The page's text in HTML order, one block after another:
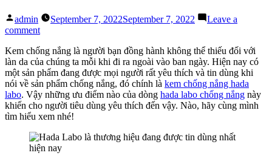
Posted
by
admin September 7, 2022September 7, 2022
Leave a
commenton
Labo
Chống
Nắng
Cùng
Với
Các
Ưu
Vượt
Trội
Kem chống nắng là người bạn đồng hành không thể thiếu đối với
làn da của chúng ta mỗi khi đi ra ngoài vào ban ngày. Hiện nay có
một sản phẩm đang được mọi người rất yêu thích và tin dùng khi
nói về sản phẩm chống nắng, đó chính là kem chống nắng hada
labo. Vậy những ưu điểm nào của dòng hada labo chống nắng này
khiến cho người tiêu dùng yêu thích đến vậy. Nào, hãy cùng mình
tìm hiểu xem nhé!